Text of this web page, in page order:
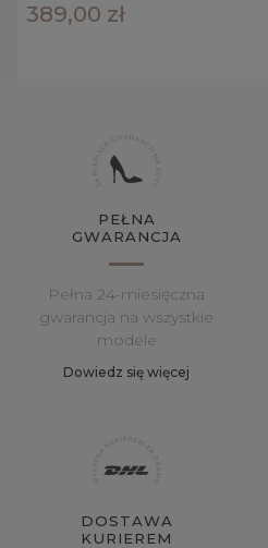
389,00 zł
PEŁNA
GWARANCJA
Pełna 24-miesięczna
gwarancja na wszystkie
modele
Dowiedz się więcej
DOSTAWA
KURIEREM